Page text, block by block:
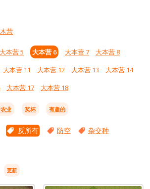
营
大本营 5 大本营 6 大本营 7
大本营 8
大本营 11 大本营 12 大本营 13
大本营 14
大本营 17 大本营 18
业 奖杯 有趣的
反所有 防空 杂交种
更新